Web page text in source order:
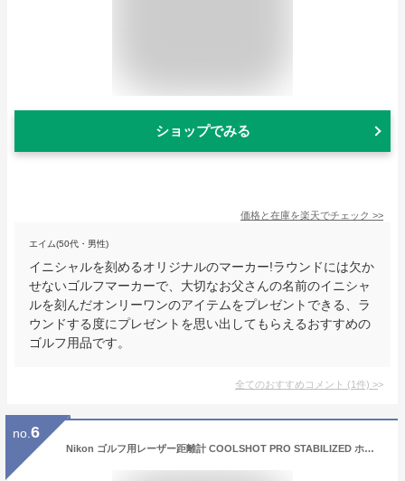
ショップでみる
価格と在庫を楽天でチェック >>
エイム(50代・男性)
イニシャルを刻めるオリジナルのマーカー!ラウンドには欠か
せないゴルフマーカーで、大切なお父さんの名前のイニシャ
ルを刻んだオンリーワンのアイテムをプレゼントできる、ラ
ウンドする度にプレゼントを思い出してもらえるおすすめの
ゴルフ用品です。
全てのおすすめコメント (1件) >
no. 6
Nikon ゴルフ用レーザー距離計 COOLSHOT PRO STABILIZED ホワイト 手ブレ補正有り